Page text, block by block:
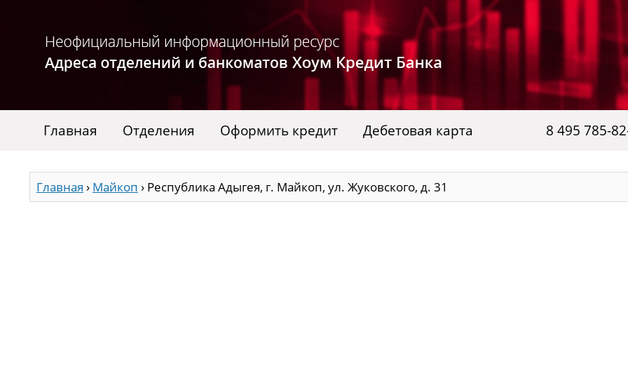
Главная Отделения Оформить кредит Дебетовая карта 8 495 785-
Главная › Майкоп › Республика Адыгея, г. Майкоп, ул. Жуковского, д. 31